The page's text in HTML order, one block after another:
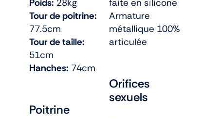
Poids: 28kg
Tour de poitrine:
77.5cm
Tour de taille:
51cm
Hanches: 74cm
Poitrine
faite en silicone
Armature
métallique 100%
articulée
Orifices
sexuels